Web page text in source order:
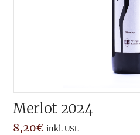
Merlot 2024
8,20€ inkl. USt.